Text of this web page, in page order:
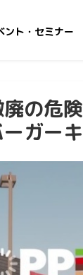
ント・セミナー
の危
ガー